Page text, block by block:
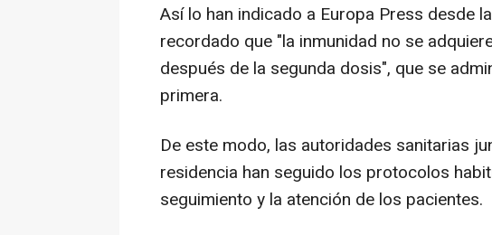
Así lo han indicado a Europa Press desde
recordado que "la inmunidad no se
después de la segunda dosis", que se
primera.
De este modo, las autoridades sanitarias
residencia han seguido los protocolos
seguimiento y la atención de los pacientes.